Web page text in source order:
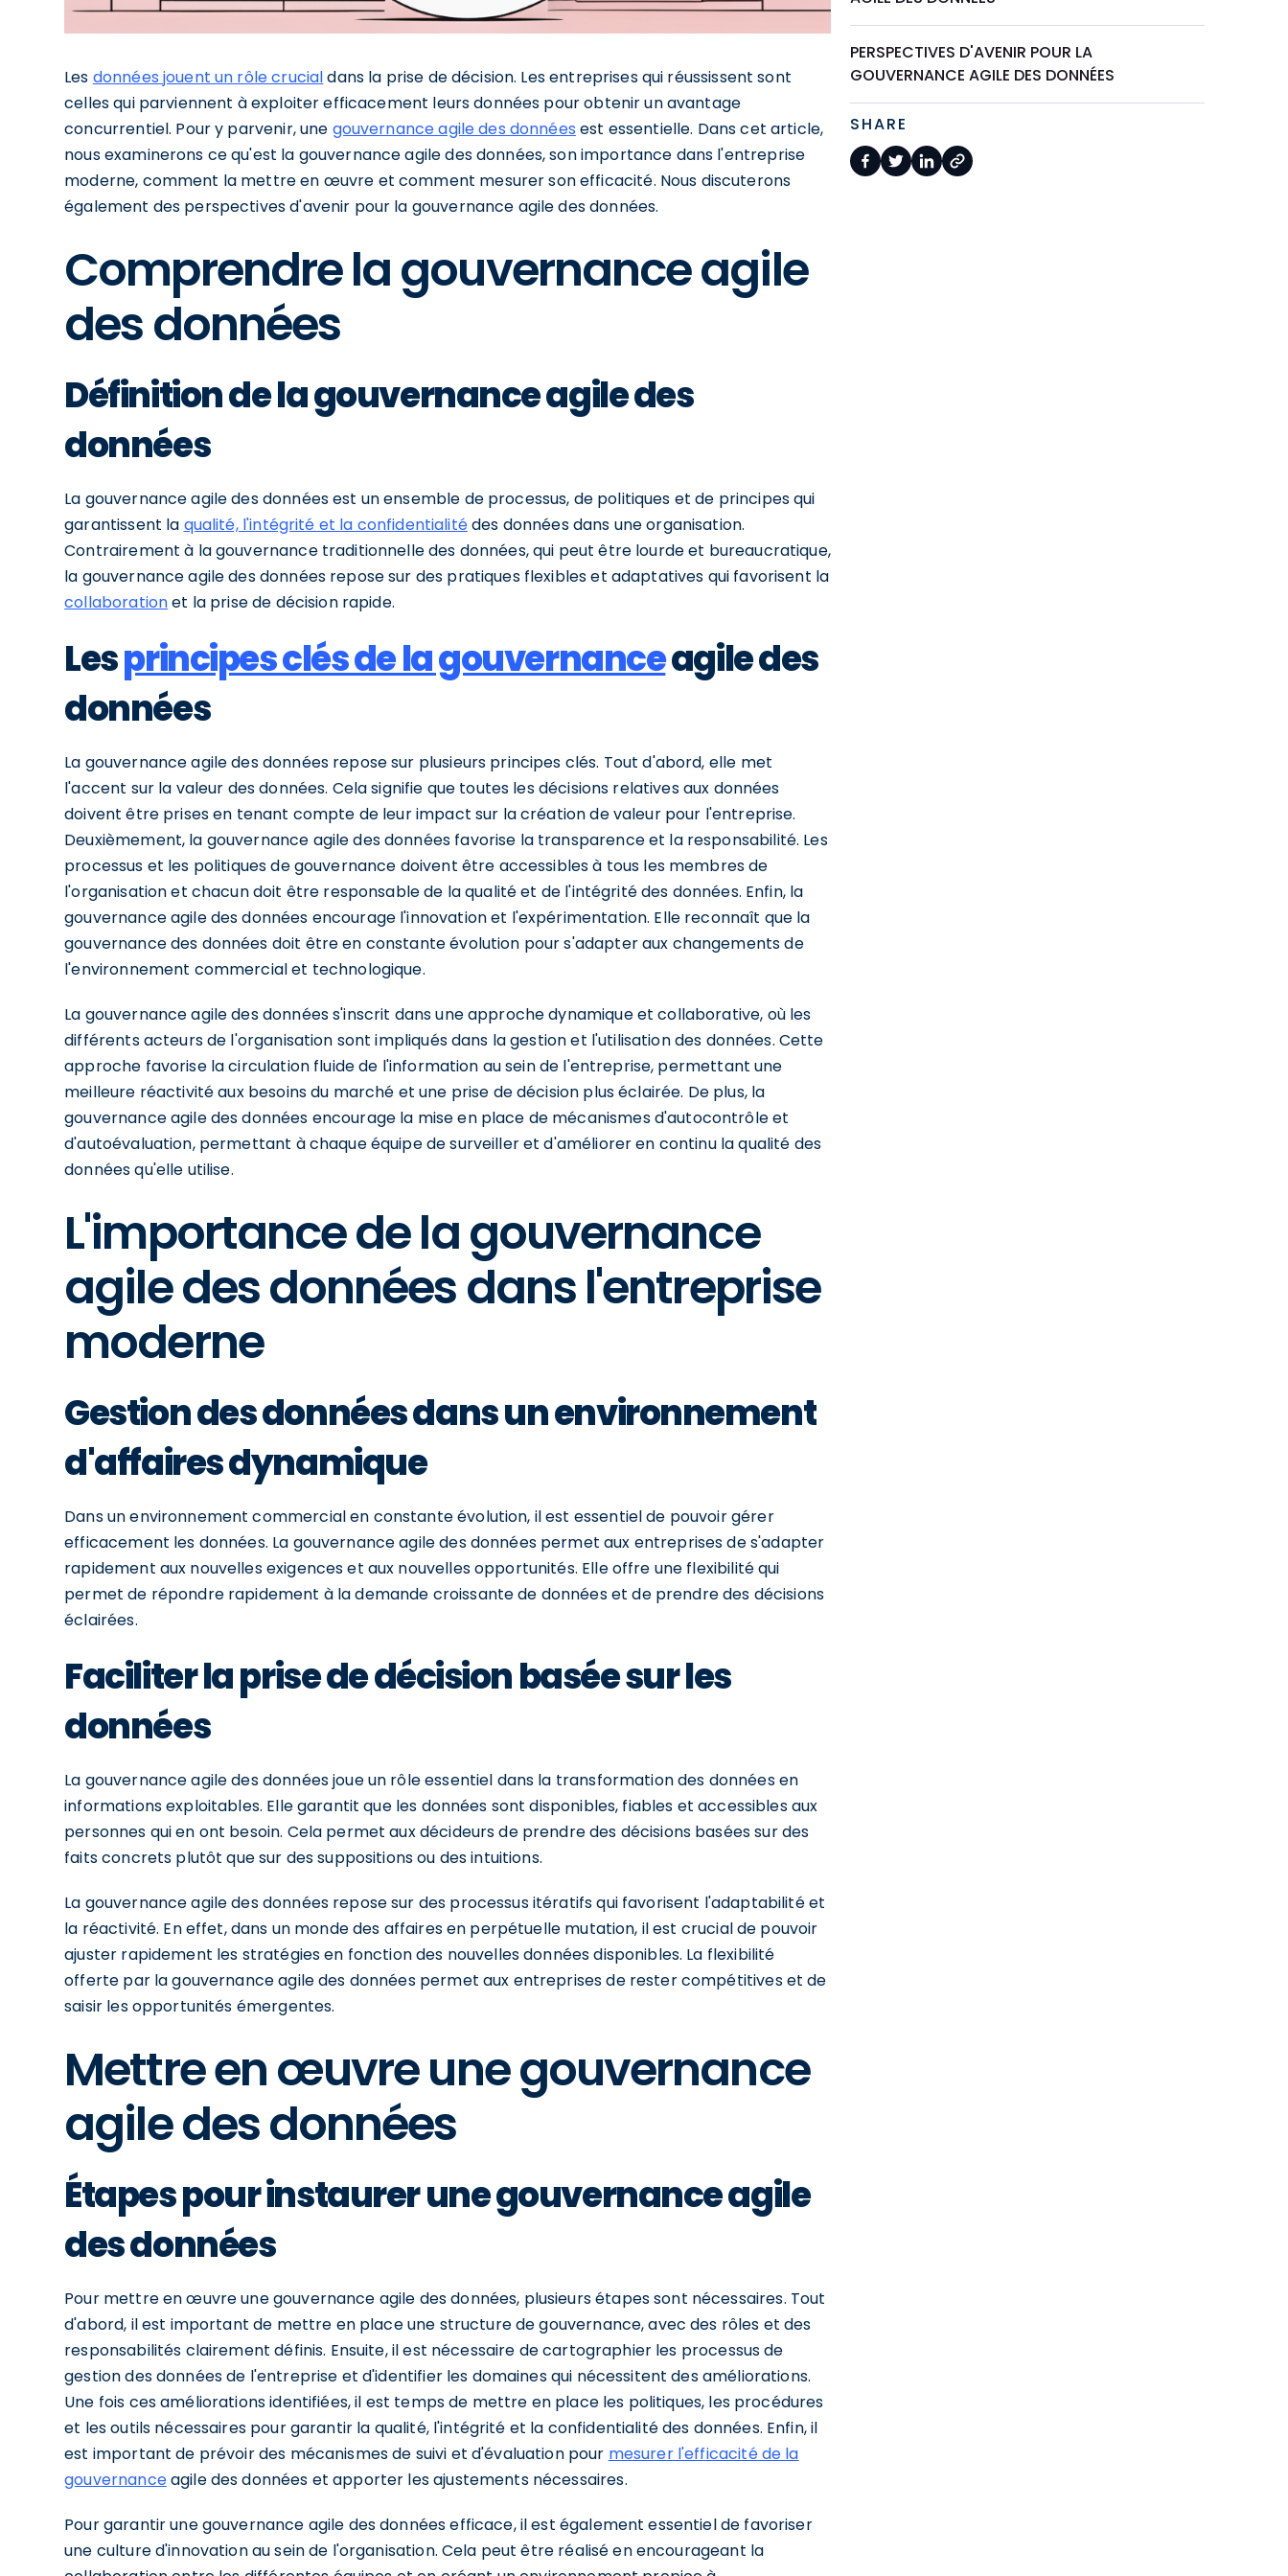
Les données jouent un rôle crucialdans la prise de décision. Les entreprises qui réussissent sont
celles qui parviennent à exploiter efficacement leurs données pour obtenir un avantage
concurrentiel. Pour y parvenir, une gouvernance agile des données est essentielle. Dans cet article,
nous examinerons ce qu'est la gouvernance agile des données, son importance dans l'entreprise
moderne, comment la mettre en œuvre et comment mesurer son efficacité. Nous discuterons
également des perspectives d'avenir pour la gouvernance agile des données.
Comprendre la gouvernance agile
des données
Définition de la gouvernance agile des
données
La gouvernance agile des données est un ensemble de processus, de politiques et de principes qui
garantissent la qualité, l'intégrité et la confidentialitédes données dans une organisation.
Contrairement à la gouvernance traditionnelle des données, qui peut être lourde et bureaucratique,
la gouvernance agile des données repose sur des pratiques flexibles et adaptatives qui favorisent la
collaborationet la prise de décision rapide.
Lesprincipes clés de la gouvernanceagile des
données
La gouvernance agile des données repose sur plusieurs principes clés. Tout d'abord, elle met
l'accent sur la valeur des données. Cela signifie que toutes les décisions relatives aux données
doivent être prises en tenant compte de leur impact sur la création de valeur pour l'entreprise.
Deuxièmement, la gouvernance agile des données favorise la transparence et la responsabilité. Les
processus et les politiques de gouvernance doivent être accessibles à tous les membres de
l'organisation et chacun doit être responsable de la qualité et de l'intégrité des données. Enfin, la
gouvernance agile des données encourage l'innovation et l'expérimentation. Elle reconnaît que la
gouvernance des données doit être en constante évolution pour s'adapter aux changements de
l'environnement commercial et technologique.
La gouvernance agile des données s'inscrit dans une approche dynamique et collaborative, où les
différents acteurs de l'organisation sont impliqués dans la gestion et l'utilisation des données. Cette
approche favorise la circulation fluide de l'information au sein de l'entreprise, permettant une
meilleure réactivité aux besoins du marché et une prise de décision plus éclairée. De plus, la
gouvernance agile des données encourage la mise en place de mécanismes d'autocontrôle et
d'autoévaluation, permettant à chaque équipe de surveiller et d'améliorer en continu la qualité des
données qu'elle utilise.
L'importance de la gouvernance
agile des données dans l'entreprise
moderne
Gestion des données dans un environnement
d'affaires dynamique
Dans un environnement commercial en constante évolution, il est essentiel de pouvoir gérer
efficacement les données. La gouvernance agile des données permet aux entreprises de s'adapter
rapidement aux nouvelles exigences et aux nouvelles opportunités. Elle offre une flexibilité qui
permet de répondre rapidement à la demande croissante de données et de prendre des décisions
éclairées.
Faciliter la prise de décision basée sur les
données
La gouvernance agile des données joue un rôle essentiel dans la transformation des données en
informations exploitables. Elle garantit que les données sont disponibles, fiables et accessibles aux
personnes qui en ont besoin. Cela permet aux décideurs de prendre des décisions basées sur des
faits concrets plutôt que sur des suppositions ou des intuitions.
La gouvernance agile des données repose sur des processus itératifs qui favorisent l'adaptabilité et
la réactivité. En effet, dans un monde des affaires en perpétuelle mutation, il est crucial de pouvoir
ajuster rapidement les stratégies en fonction des nouvelles données disponibles. La flexibilité
offerte par la gouvernance agile des données permet aux entreprises de rester compétitives et de
saisir les opportunités émergentes.
Mettre en œuvre une gouvernance
agile des données
Étapes pour instaurer une gouvernance agile
des données
Pour mettre en œuvre une gouvernance agile des données, plusieurs étapes sont nécessaires. Tout
d'abord, il est important de mettre en place une structure de gouvernance, avec des rôles et des
responsabilités clairement définis. Ensuite, il est nécessaire de cartographier les processus de
gestion des données de l'entreprise et d'identifier les domaines qui nécessitent des améliorations.
Une fois ces améliorations identifiées, il est temps de mettre en place les politiques, les procédures
et les outils nécessaires pour garantir la qualité, l'intégrité et la confidentialité des données. Enfin, il
est important de prévoir des mécanismes de suivi et d'évaluation pour mesurer l'efficacité de la
gouvernanceagile des données et apporter les ajustements nécessaires.
Pour garantir une gouvernance agile des données efficace, il est également essentiel de favoriser
une culture d'innovation au sein de l'organisation. Cela peut être réalisé en encourageant la
PERSPECTIVES D'AVENIR POUR LA
GOUVERNANCE AGILE DES DONNÉES
SHARE